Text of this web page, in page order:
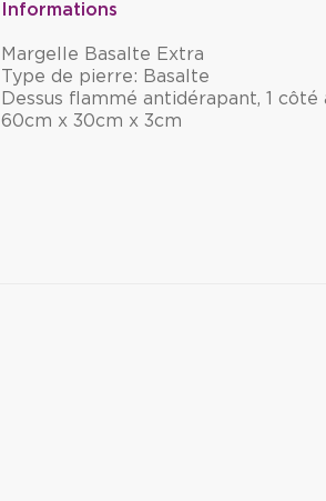
Informations
Margelle Basalte Extra
Type de pierre: Basalte
Dessus flammé antidérapant, 1
60cm x 30cm x 3cm